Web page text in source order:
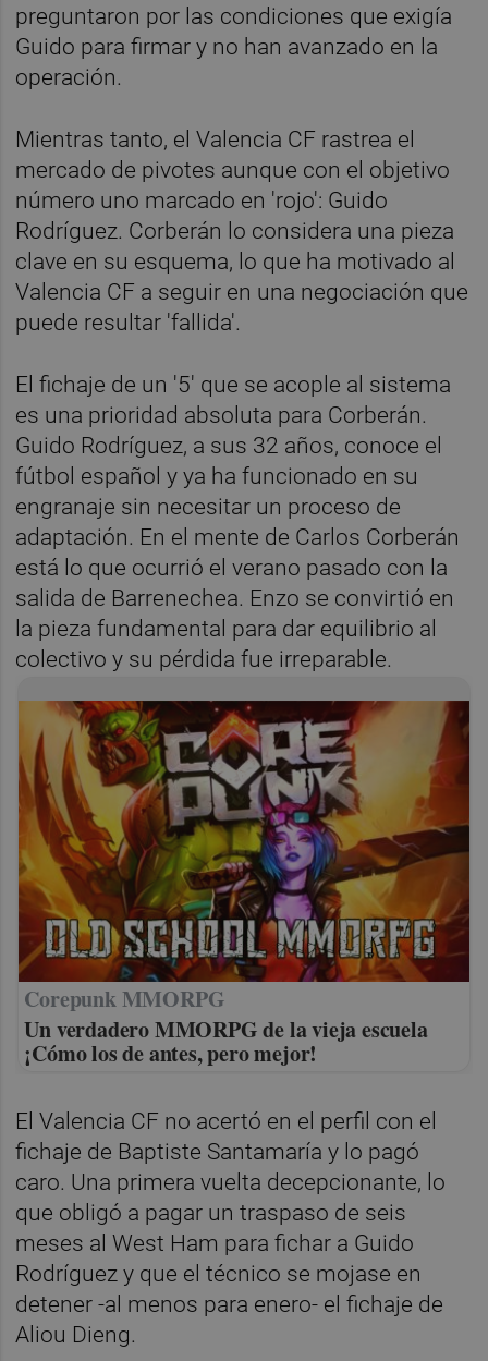
preguntaron por las condiciones que exigía
Guido para firmar y no han avanzado en la
operación.
Mientras tanto, el Valencia CF rastrea el
mercado de pivotes aunque con el objetivo
número uno marcado en 'rojo': Guido
Rodríguez. Corberán lo considera una pieza
clave en su esquema, lo que ha motivado al
Valencia CF a seguir en una negociación que
puede resultar 'fallida'.
El fichaje de un '5' que se acople al sistema
es una prioridad absoluta para Corberán.
Guido Rodríguez, a sus 32 años, conoce el
fútbol español y ya ha funcionado en su
engranaje sin necesitar un proceso de
adaptación. En el mente de Carlos Corberán
está lo que ocurrió el verano pasado con la
salida de Barrenechea. Enzo se convirtió en
la pieza fundamental para dar equilibrio al
colectivo y su pérdida fue irreparable.
Corepunk MMORPG
Un verdadero MMORPG de la vieja escuela
¡Cómo los de antes, pero mejor!
El Valencia CF no acertó en el perfil con el
fichaje de Baptiste Santamaría y lo pagó
caro. Una primera vuelta decepcionante, lo
que obligó a pagar un traspaso de seis
meses al West Ham para fichar a Guido
Rodríguez y que el técnico se mojase en
detener -al menos para enero- el fichaje de
Aliou Dieng.